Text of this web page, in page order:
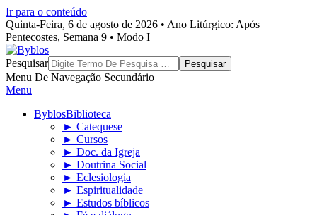
Ir para o conteúdo
Quinta-Feira, 6 de agosto de 2026 • Ano Litúrgico: Após
Pentecostes, Semana 9 • Modo I
Byblos
Pesquisar
Menu De Navegação Secundário
Menu
ByblosBiblioteca
► Catequese
► Cursos
► Doc. da Igreja
► Doutrina Social
► Eclesiologia
► Espiritualidade
► Estudos bíblicos